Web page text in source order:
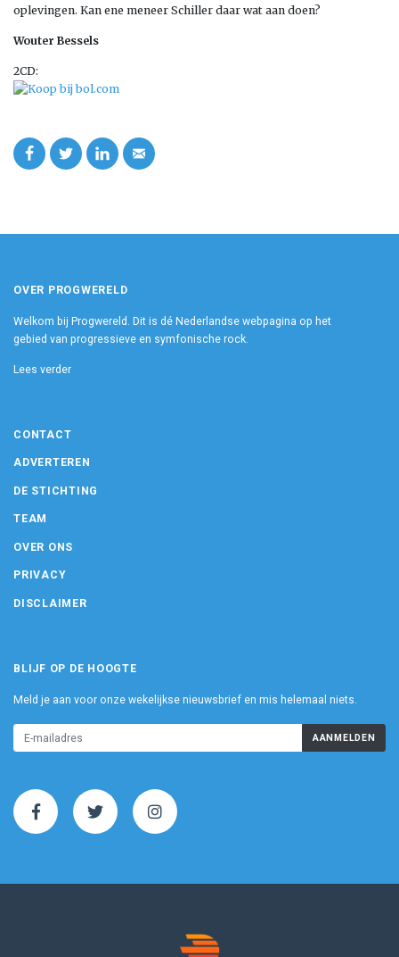
oplevingen. Kan ene meneer Schiller daar wat aan doen?
Wouter Bessels
2CD:
OVER PROGWERELD
Welkom bij Progwereld. Dit is dé Nederlandse webpagina op het
gebied van progressieve en symfonische rock.
Lees verder
CONTACT
ADVERTEREN
DE STICHTING
TEAM
OVER ONS
PRIVACY
DISCLAIMER
BLIJF OP DE HOOGTE
Meld je aan voor onze wekelijkse nieuwsbrief en mis helemaal niets.
AANMELDEN